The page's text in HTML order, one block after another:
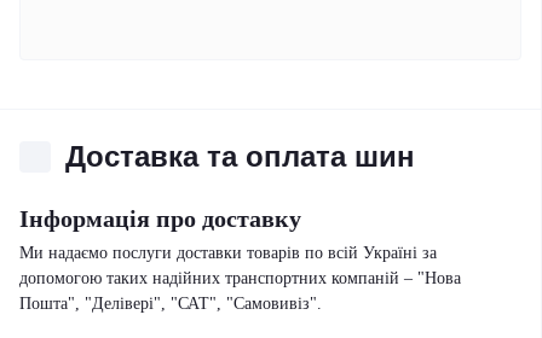
Доставка та оплата шин
Інформація про доставку
Ми надаємо послуги доставки товарів по всій Україні за
допомогою таких надійних транспортних компаній – "Нова
Пошта", "Делівері", "САТ", "Самовивіз".